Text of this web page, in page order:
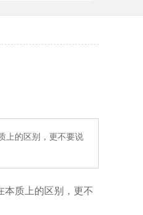
上的区别，更不要说
质上的区别，更不